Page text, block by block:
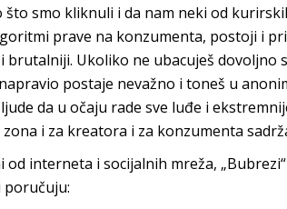
što smo kliknuli i da nam neki od
prave na konzumenta, postoji i
brutalniji. Ukoliko ne ubacuješ dovoljno
postaje nevažno i toneš u
da u očaju rade sve luđe i
i za kreatora i za konzumenta
od interneta i socijalnih mreža,
poručuju: